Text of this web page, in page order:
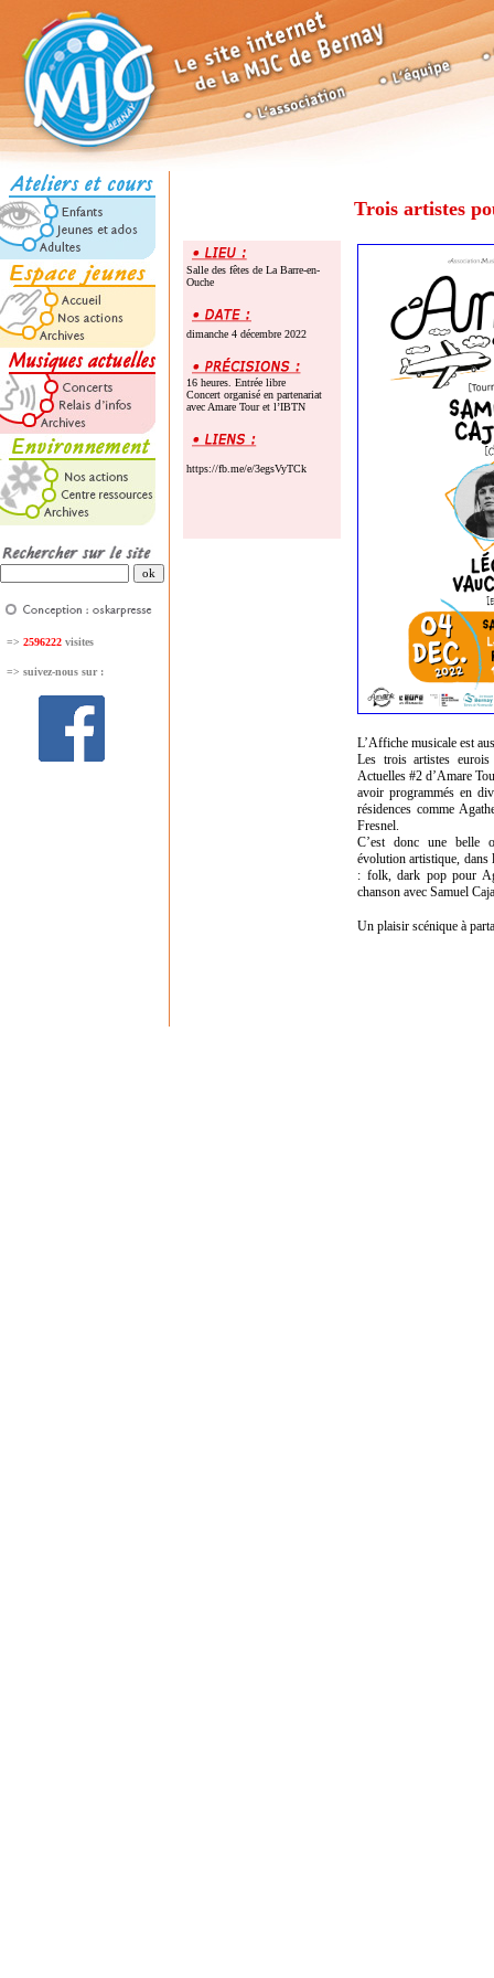
=> 2596222 visites
=> suivez-nous sur :
Salle des fêtes de La Barre-en-
Ouche
dimanche 4 décembre 2022
16 heures. Entrée libre
Concert organisé en partenariat
avec Amare Tour et l’IBTN
https://fb.me/e/3egsVyTCk
Trois artistes
L’Affiche musicale est
Les trois artistes
Actuelles #2 d’Amare
avoir programmés en
résidences comme
Fresnel.
C’est donc une belle
évolution artistique, dans
: folk, dark pop pour
chanson avec Samuel
Un plaisir scénique à